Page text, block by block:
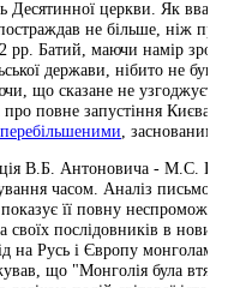
Десятинної церкви. Як
не більше, ніж
рр. Батий, маючи намір
держави, нібито не був
що сказане не
про повне запустіння
,
В.Б. Антоновича - М.С.
часом. Аналіз
її повну
своїх послідовників в
на Русь і Європу монголам
що "Монголія була